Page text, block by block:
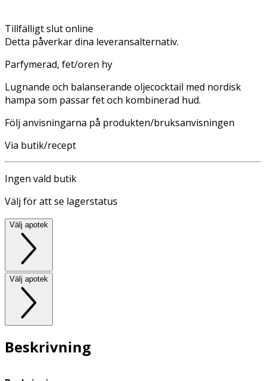
Tillfälligt slut online
Detta påverkar dina leveransalternativ.
Parfymerad, fet/oren hy
Lugnande och balanserande oljecocktail med nordisk
hampa som passar fet och kombinerad hud.
Följ anvisningarna på produkten/bruksanvisningen
Via butik/recept
Ingen vald butik
Välj för att se lagerstatus
Välj apotek
Välj apotek
Beskrivning